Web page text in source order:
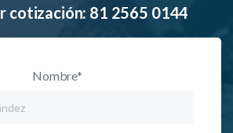
cotización: 81 2565 0144
Nombre*